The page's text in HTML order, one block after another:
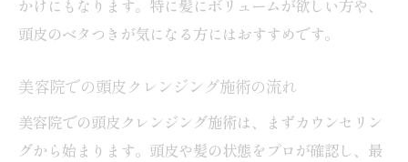
かけにもなります。特に髪にボリュームが欲しい方や、
頭皮のベタつきが気になる方にはおすすめです。
美容院での頭皮クレンジング施術の流れ
美容院での頭皮クレンジング施術は、まずカウンセリン
グから始まります。頭皮や髪の状態をプロが確認し、最